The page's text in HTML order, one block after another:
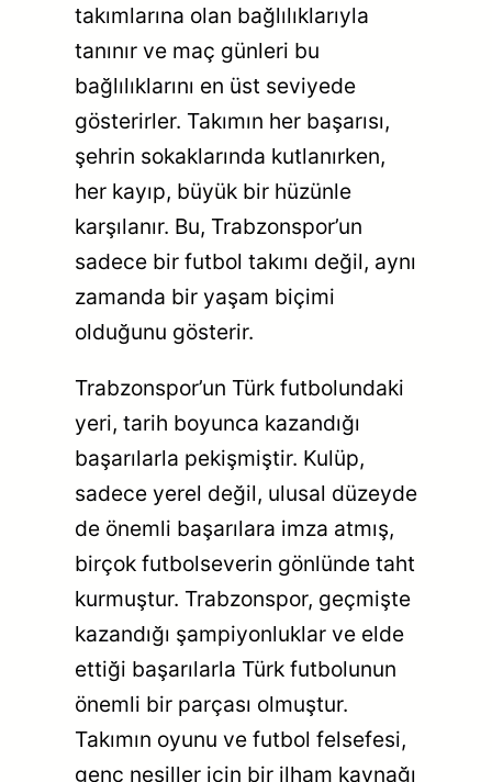
takımlarına olan bağlılıklarıyla
tanınır ve maç günleri bu
bağlılıklarını en üst seviyede
gösterirler. Takımın her başarısı,
şehrin sokaklarında kutlanırken,
her kayıp, büyük bir hüzünle
karşılanır. Bu, Trabzonspor’un
sadece bir futbol takımı değil, aynı
zamanda bir yaşam biçimi
olduğunu gösterir.
Trabzonspor’un Türk futbolundaki
yeri, tarih boyunca kazandığı
başarılarla pekişmiştir. Kulüp,
sadece yerel değil, ulusal düzeyde
de önemli başarılara imza atmış,
birçok futbolseverin gönlünde taht
kurmuştur. Trabzonspor, geçmişte
kazandığı şampiyonluklar ve elde
ettiği başarılarla Türk futbolunun
önemli bir parçası olmuştur.
Takımın oyunu ve futbol felsefesi,
genç nesiller için bir ilham kaynağı